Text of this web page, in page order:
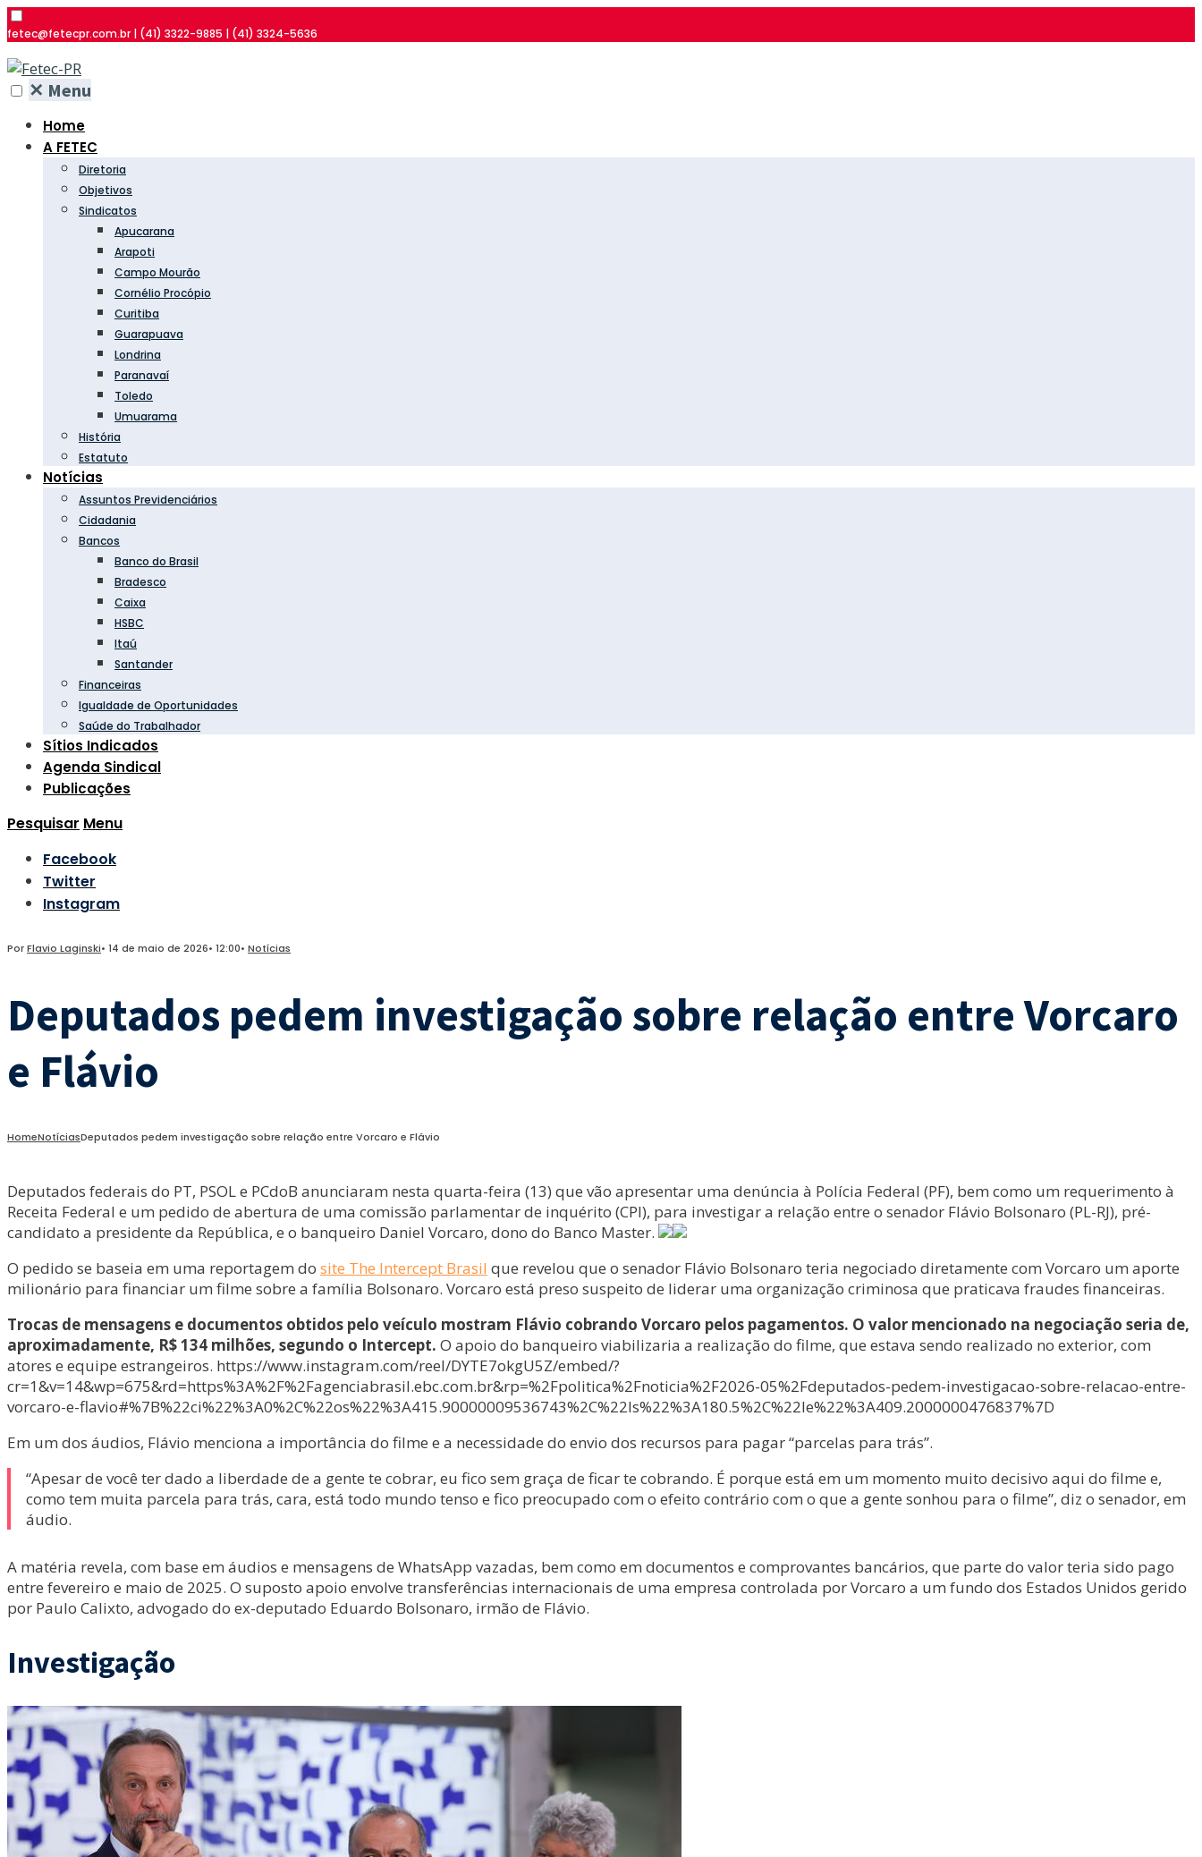
fetec@fetecpr.com.br | (41) 3322-9885 | (41) 3324-5636
✕ Menu
Home
A FETEC
Diretoria
Objetivos
Sindicatos
Apucarana
Arapoti
Campo Mourão
Cornélio Procópio
Curitiba
Guarapuava
Londrina
Paranavaí
Toledo
Umuarama
História
Estatuto
Notícias
Assuntos Previdenciários
Cidadania
Bancos
Banco do Brasil
Bradesco
Caixa
HSBC
Itaú
Santander
Financeiras
Igualdade de Oportunidades
Saúde do Trabalhador
Sítios Indicados
Agenda Sindical
Publicações
Pesquisar Menu
Facebook
Twitter
Instagram
PorFlavio Laginski• 14 de maio de 2026• 12:00• Notícias
Deputados pedem investigação sobre relação entre Vorcaro
e Flávio
HomeNotíciasDeputados pedem investigação sobre relação entre Vorcaro e Flávio
Deputados federais do PT, PSOL e PCdoB anunciaram nesta quarta-feira (13) que vão apresentar uma denúncia à Polícia Federal (PF), bem como um requerimento à
Receita Federal e um pedido de abertura de uma comissão parlamentar de inquérito (CPI), para investigar a relação entre o senador Flávio Bolsonaro (PL-RJ), pré-
candidato a presidente da República, e o banqueiro Daniel Vorcaro, dono do Banco Master.
O pedido se baseia em uma reportagem do site The Intercept Brasil que revelou que o senador Flávio Bolsonaro teria negociado diretamente com Vorcaro um aporte
milionário para financiar um filme sobre a família Bolsonaro. Vorcaro está preso suspeito de liderar uma organização criminosa que praticava fraudes financeiras.
Trocas de mensagens e documentos obtidos pelo veículo mostram Flávio cobrando Vorcaro pelos pagamentos. O valor mencionado na negociação seria de,
aproximadamente, R$ 134 milhões, segundo o Intercept. O apoio do banqueiro viabilizaria a realização do filme, que estava sendo realizado no exterior, com
atores e equipe estrangeiros. https://www.instagram.com/reel/DYTE7okgU5Z/embed/?
cr=1&v=14&wp=675&rd=https%3A%2F%2Fagenciabrasil.ebc.com.br&rp=%2Fpolitica%2Fnoticia%2F2026-05%2Fdeputados-pedem-investigacao-sobre-relacao-entre-
vorcaro-e-flavio#%7B%22ci%22%3A0%2C%22os%22%3A415.90000009536743%2C%22ls%22%3A180.5%2C%22le%22%3A409.2000000476837%7D
Em um dos áudios, Flávio menciona a importância do filme e a necessidade do envio dos recursos para pagar “parcelas para trás”.
“Apesar de você ter dado a liberdade de a gente te cobrar, eu fico sem graça de ficar te cobrando. É porque está em um momento muito decisivo aqui do filme e,
como tem muita parcela para trás, cara, está todo mundo tenso e fico preocupado com o efeito contrário com o que a gente sonhou para o filme”, diz o senador, em
áudio.
A matéria revela, com base em áudios e mensagens de WhatsApp vazadas, bem como em documentos e comprovantes bancários, que parte do valor teria sido pago
entre fevereiro e maio de 2025. O suposto apoio envolve transferências internacionais de uma empresa controlada por Vorcaro a um fundo dos Estados Unidos gerido
por Paulo Calixto, advogado do ex-deputado Eduardo Bolsonaro, irmão de Flávio.
Investigação